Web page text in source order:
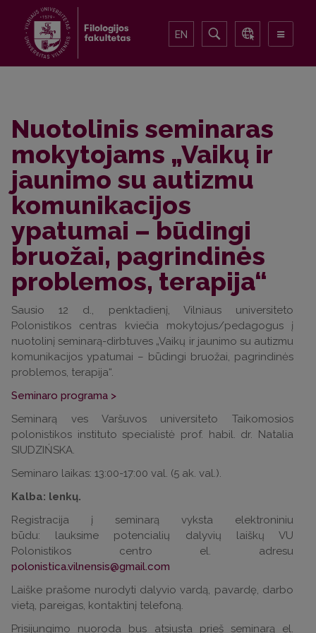
EN
Nuotolinis seminaras
mokytojams „Vaikų ir
jaunimo su autizmu
komunikacijos
ypatumai – būdingi
bruožai, pagrindinės
problemos, terapija“
Sausio 12 d., penktadienį, Vilniaus universiteto
Polonistikos centras kviečia mokytojus/pedagogus į
nuotolinį seminarą-dirbtuves „Vaikų ir jaunimo su autizmu
komunikacijos ypatumai – būdingi bruožai, pagrindinės
problemos, terapija“.
Seminaro programa >
Seminarą ves Varšuvos universiteto Taikomosios
polonistikos instituto specialistė prof. habil. dr. Natalia
SIUDZIŃSKA.
Seminaro laikas: 13:00-17:00 val. (5 ak. val.).
Kalba: lenkų.
Registracija į seminarą vyksta elektroniniu
būdu: lauksime potencialių dalyvių laiškų VU
Polonistikos centro el. adresu
polonistica.vilnensis@gmail.com
Laiške prašome nurodyti dalyvio vardą, pavardę, darbo
vietą, pareigas, kontaktinį telefoną.
Prisijungimo nuoroda bus atsiųsta prieš seminarą el.